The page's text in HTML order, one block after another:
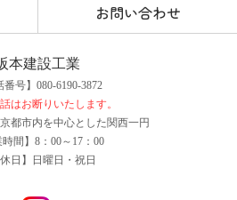
お問い合わせ
本建設工業
番号】080-6190-3872
はお断りいたします。
京都市内を中心とした関西一円
時間】8：00～17：00
休日】日曜日・祝日